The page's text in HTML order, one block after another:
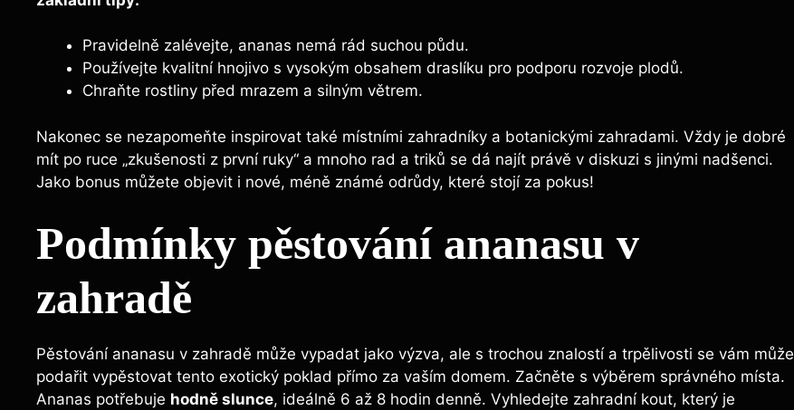
Pravidelně zalévejte, ananas nemá rád suchou půdu.
Používejte kvalitní hnojivo s vysokým obsahem draslíku pro podporu rozvoje plodů.
Chraňte rostliny před mrazem a silným větrem.
Nakonec se nezapomeňte inspirovat také místními zahradníky a botanickými zahradami. Vždy je dobré
mít po ruce „zkušenosti z první ruky“ a mnoho rad a triků se dá najít právě v diskuzi s jinými nadšenci.
Jako bonus můžete objevit i nové, méně známé odrůdy, které stojí za pokus!
Podmínky pěstování ananasu v
zahradě
Pěstování ananasu v zahradě může vypadat jako výzva, ale s trochou znalostí a trpělivosti se vám může
podařit vypěstovat tento exotický poklad přímo za vaším domem. Začněte s výběrem správného místa.
Ananas potřebuje hodně slunce, ideálně 6 až 8 hodin denně. Vyhledejte zahradní kout, který je